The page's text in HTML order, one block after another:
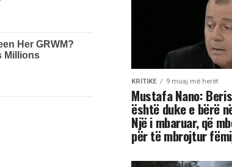
KRITIKE 9 muaj më herët
Mustafa Nano:
është duke e bërë
Një i mbaruar, që
për të mbrojtur